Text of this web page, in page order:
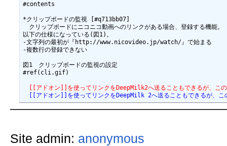
#contents
*クリップボードの監視 [#q713bb07]
クリップボードにニコニコ動画へのリンクがある場合、登録する機能。
以下の仕様になっている(図1)。
-文字列の最初が『http://www.nicovideo.jp/watch/』で始まる
-複数行の登録できない
図1　クリップボードの監視の設定
#ref(cli.gif)
[[アドオン]]を使ってリンクをDeepMilk2へ送ることもできるが、この
[[アドオン]]を使ってリンクをDeepMilk 2へ送ることもできるが、この
Site admin: anonymous